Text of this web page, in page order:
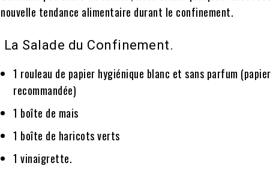
nouvelle tendance alimentaire durant le confinement.
La Salade du Confinement.
1 rouleau de papier hygiénique blanc et sans parfum
recommandée)
1 boîte de mais
1 boîte de haricots verts
1 vinaigrette.